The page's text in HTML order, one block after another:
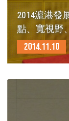
2014滬港發
點、寬視野
2014.11.10